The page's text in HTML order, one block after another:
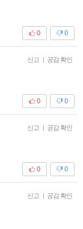
0
0
신고 | 공감 확인
0
0
신고 | 공감 확인
0
0
신고 | 공감 확인